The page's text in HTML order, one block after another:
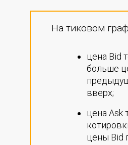
На тиковом
цена Bid
больше
вверх;
цена Ask
цены Bid